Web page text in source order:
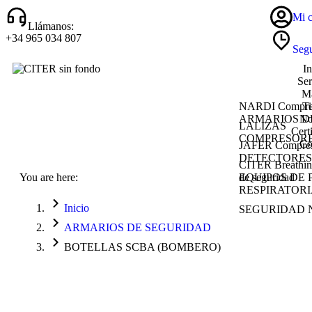
Llámanos:
+34 965 034 807
Mi
NARDI
LALIZAS
JAFER
CITER
de seguridad
ARMARIOS
EQUIPOS DE
SEGURIDAD
You are here:
Inicio
ARMARIOS DE SEGURIDAD
BOTELLAS SCBA (BOMBERO)